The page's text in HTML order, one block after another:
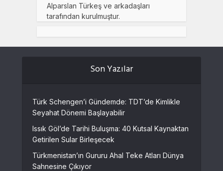
Alparslan Türkeş ve arkadaşları
tarafından kurulmuştur.
Son Yazılar
Türk Schengen’i Gündemde: TDT’de Kimlikle
Seyahat Dönemi Başlayabilir
Issık Göl’de Tarihi Buluşma: 40 Kutsal Kaynaktan
Getirilen Sular Birleşecek
Türkmenistan’ın Gururu Ahal Teke Atları Dünya
Sahnesine Çıkıyor